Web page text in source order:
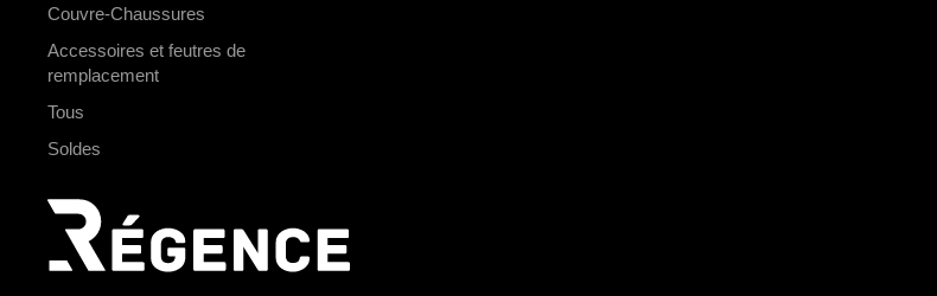
Couvre-Chaussures
Accessoires et feutres de
remplacement
Tous
Soldes